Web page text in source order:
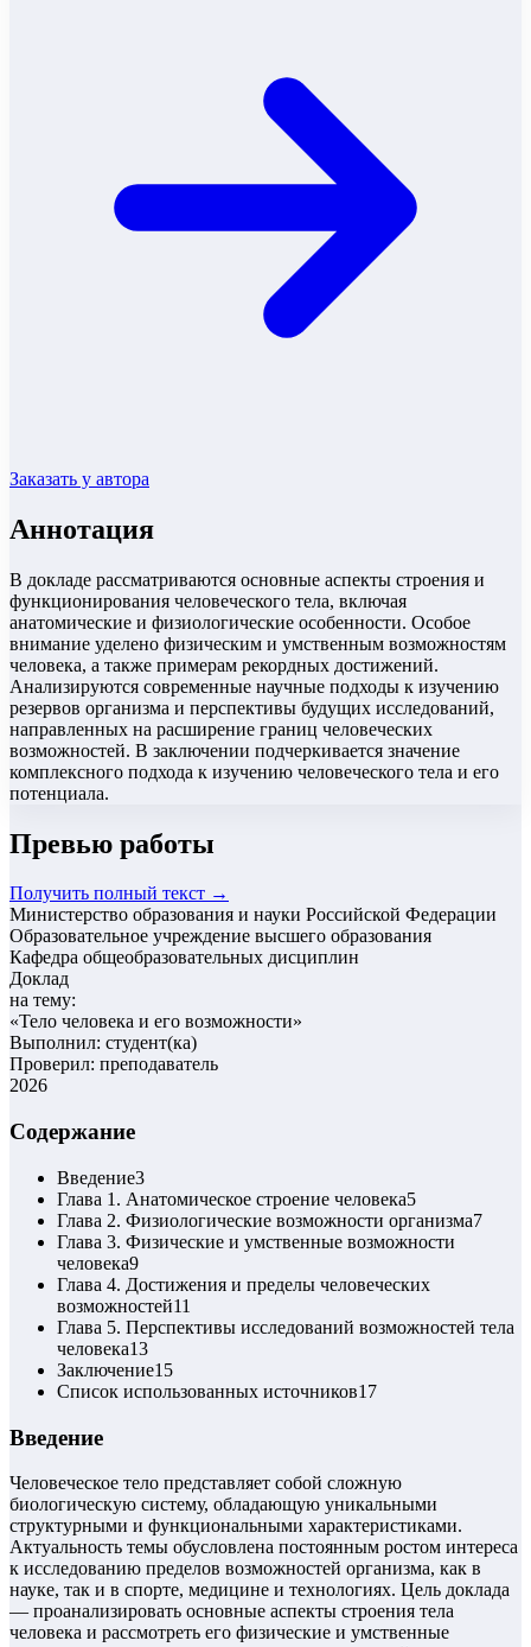
Заказать у автора
Аннотация
В докладе рассматриваются основные аспекты строения и
функционирования человеческого тела, включая
анатомические и физиологические особенности. Особое
внимание уделено физическим и умственным возможностям
человека, а также примерам рекордных достижений.
Анализируются современные научные подходы к изучению
резервов организма и перспективы будущих исследований,
направленных на расширение границ человеческих
возможностей. В заключении подчеркивается значение
комплексного подхода к изучению человеческого тела и его
потенциала.
Превью работы
Получить полный текст →
Министерство образования и науки Российской Федерации
Образовательное учреждение высшего образования
Кафедра общеобразовательных дисциплин
Доклад
на тему:
«Тело человека и его возможности»
Выполнил: студент(ка)
Проверил: преподаватель
2026
Содержание
Введение3
Глава 1. Анатомическое строение человека5
Глава 2. Физиологические возможности организма7
Глава 3. Физические и умственные возможности
человека9
Глава 4. Достижения и пределы человеческих
возможностей11
Глава 5. Перспективы исследований возможностей тела
человека13
Заключение15
Список использованных источников17
Введение
Человеческое тело представляет собой сложную
биологическую систему, обладающую уникальными
структурными и функциональными характеристиками.
Актуальность темы обусловлена постоянным ростом интереса
к исследованию пределов возможностей организма, как в
науке, так и в спорте, медицине и технологиях. Цель доклада
— проанализировать основные аспекты строения тела
человека и рассмотреть его физические и умственные